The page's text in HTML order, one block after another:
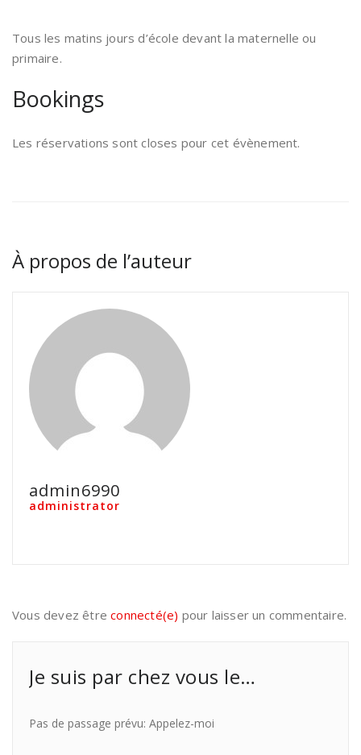
Tous les matins jours d’école devant la maternelle ou
primaire.
Bookings
Les réservations sont closes pour cet évènement.
À propos de l’auteur
admin6990
administrator
Vous devez êtreconnecté(e) pour laisser un commentaire.
Je suis par chez vous le…
Pas de passage prévu: Appelez-moi